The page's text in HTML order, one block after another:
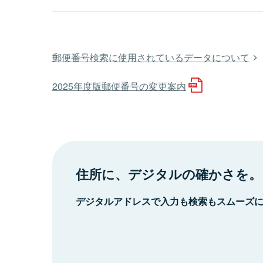
郵便番号検索に使用されているデータについて
2025年度版郵便番号の変更案内
住所に、デジタルの確かさを。
デジタルアドレスで入力も検索もスムーズ